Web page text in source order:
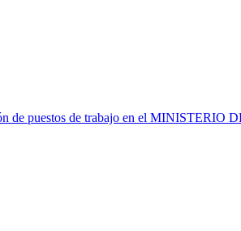
de puestos de trabajo en el MINISTERIO